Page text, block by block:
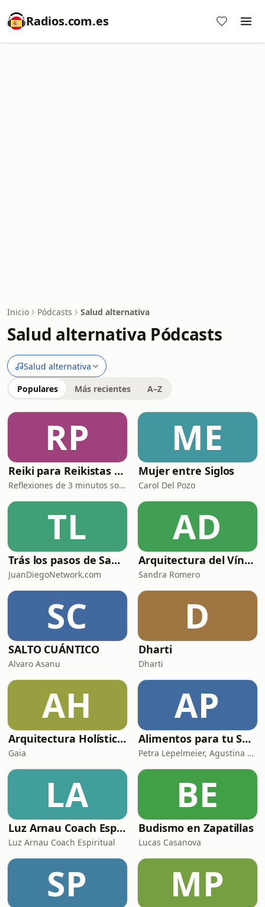
Radios.com.es
Inicio Pódcasts Salud alternativa
Salud alternativa Pódcasts
Salud alternativa
Populares Más recientes A–Z
RP
Reiki para Reikistas ⎮ El Podcast
Reflexiones de 3 minutos sobre Reiki y vida cotidiana, inspiradas en paseos con Lola 🐕✨
ME
Mujer entre Siglos
Carol Del Pozo
TL
Trás los pasos de Santa Hildegarda de Bingen
JuanDiegoNetwork.com
AD
Arquitectura del Vínculo Consciente
Sandra Romero
SC
SALTO CUÁNTICO
Alvaro Asanu
D
Dharti
Dharti
AH
Arquitectura Holística: espacios que sanan
Gaia
AP
Alimentos para tu Salud
Petra Lepelmeier, Agustina Sosa, Mariana Bergman y Monica Franqueira
LA
Luz Arnau Coach Espiritual Oficial
Luz Arnau Coach Espiritual
BE
Budismo en Zapatillas
Lucas Casanova
SP MP